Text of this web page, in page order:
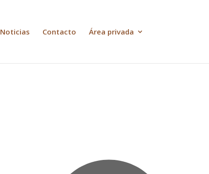
Noticias Contacto Área privada